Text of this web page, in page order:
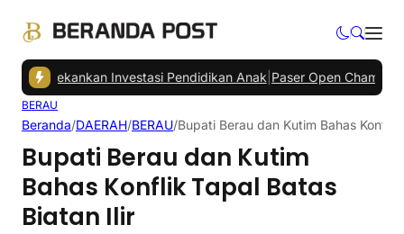
Investasi Pendidikan Anak|Paser Open Championship
BERAU
Beranda/DAERAH/BERAU/Bupati Berau dan Kutim Bahas
Bupati Berau dan Kutim
Bahas Konflik Tapal Batas
Biatan Ilir